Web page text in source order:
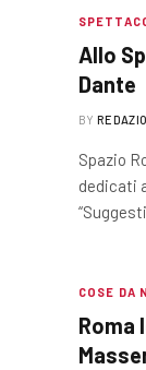
Allo
Dante
BY
Spazio
dedicati
COSE DA
Roma